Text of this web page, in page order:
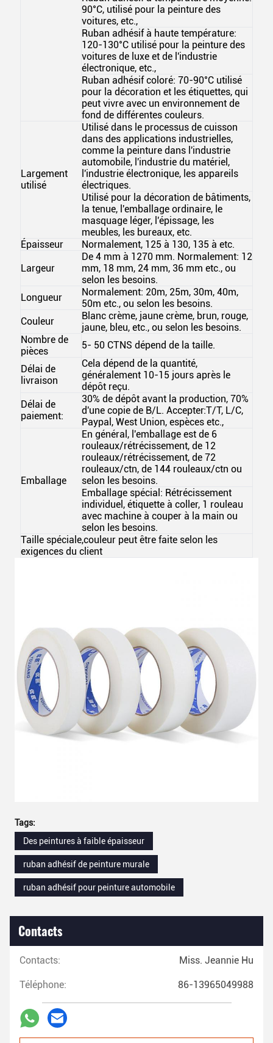
90°C, utilisé pour la peinture des
voitures, etc.,
Ruban adhésif à haute température:
120-130°C utilisé pour la peinture des
voitures de luxe et de l'industrie
électronique, etc.,
Ruban adhésif coloré: 70-90°C utilisé
pour la décoration et les étiquettes, qui
peut vivre avec un environnement de
fond de différentes couleurs.
Largement
utilisé
Utilisé dans le processus de cuisson
dans des applications industrielles,
comme la peinture dans l'industrie
automobile, l'industrie du matériel,
l'industrie électronique, les appareils
électriques.
Utilisé pour la décoration de bâtiments,
la tenue, l'emballage ordinaire, le
masquage léger, l'épissage, les
meubles, les bureaux, etc.
Épaisseur
Normalement, 125 à 130, 135 à etc.
Largeur
De 4 mm à 1270 mm. Normalement: 12
mm, 18 mm, 24 mm, 36 mm etc., ou
selon les besoins.
Longueur
Normalement: 20m, 25m, 30m, 40m,
50m etc., ou selon les besoins.
Couleur
Blanc crème, jaune crème, brun, rouge,
jaune, bleu, etc., ou selon les besoins.
Nombre de
pièces
5- 50 CTNS dépend de la taille.
Délai de
livraison
Cela dépend de la quantité,
généralement 10-15 jours après le
dépôt reçu.
Délai de
paiement:
30% de dépôt avant la production, 70%
d'une copie de B/L. Accepter:T/T, L/C,
Paypal, West Union, espèces etc.,
Emballage
En général, l'emballage est de 6
rouleaux/rétrécissement, de 12
rouleaux/rétrécissement, de 72
rouleaux/ctn, de 144 rouleaux/ctn ou
selon les besoins.
Emballage spécial: Rétrécissement
individuel, étiquette à coller, 1 rouleau
avec machine à couper à la main ou
selon les besoins.
Taille spéciale,couleur peut être faite selon les
exigences du client
Tags:
Des peintures à faible épaisseur
ruban adhésif de peinture murale
ruban adhésif pour peinture automobile
Contacts
Contacts: Miss. Jeannie Hu
Téléphone: 86-13965049988